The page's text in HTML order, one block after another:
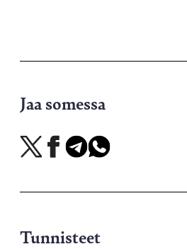
Jaa somessa
Jaa
X-
Jaa
Facebookissa
Jaa
Telegramissa
Jaa
WhatsAppissa
Tunnisteet